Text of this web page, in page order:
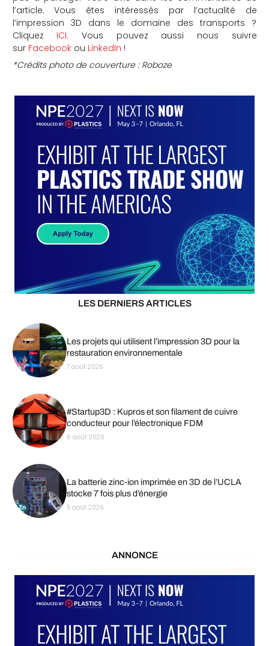
l’article. Vous êtes intéressés par l’actualité de
l’impression 3D dans le domaine des transports ?
Cliquez ICI. Vous pouvez aussi nous suivre
sur Facebookou LinkedIn !
*Crédits photo de couverture : Roboze
LES DERNIERS ARTICLES
Les projets qui utilisent l’impression 3D pour la
restauration environnementale
7 août 2026
#Startup3D : Kupros et son filament de cuivre
conducteur pour l’électronique FDM
6 août 2026
La batterie zinc-ion imprimée en 3D de l’UCLA
stocke 7 fois plus d’énergie
5 août 2026
ANNONCE